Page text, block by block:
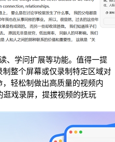
、学问扩展等功能。值得一提
整个屏幕或仅录制特定区域对
轻松制做出高质量的视频内
戏录屏，提拔视频的抚玩